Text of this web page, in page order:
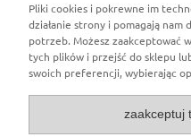
Pliki cookies i pokrewne im
działanie strony i pomagają
potrzeb. Możesz zaakceptować
tych plików i przejść do sklepu
swoich preferencji, wybierając
zaakceptuj